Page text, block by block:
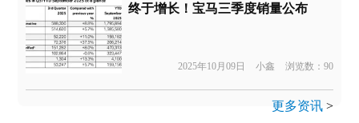
终于增长！宝马三季度销量公布
2025年10月09日 小鑫 浏览数：90
更多资讯>